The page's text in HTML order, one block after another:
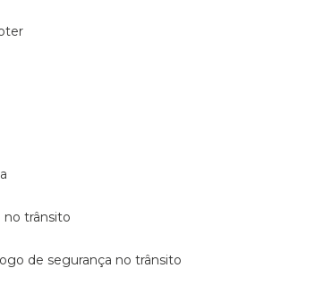
no trânsito
de segurança no trânsito